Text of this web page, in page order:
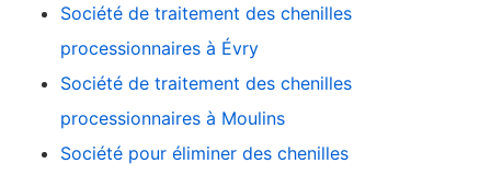
Société de traitement des chenilles
processionnaires à Évry
Société de traitement des chenilles
processionnaires à Moulins
Société pour éliminer des chenilles